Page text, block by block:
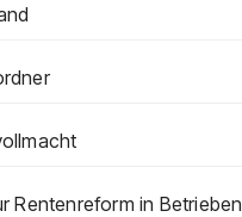
Rentenreform in Betrieben